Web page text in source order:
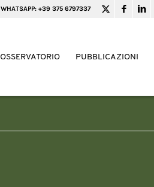
+39 375 6797337
OSSERVATORIO PUBBLICAZIONI